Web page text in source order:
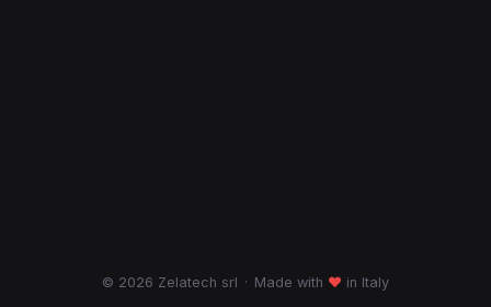
© 2026 Zelatech srl · Made with ♥ in Italy